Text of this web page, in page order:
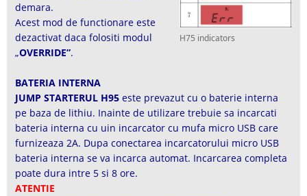
H75 indicators
demara.
Acest mod de functionare este
dezactivat daca folositi modul
„OVERRIDE”.
BATERIA INTERNA
JUMP STARTERUL H95 este prevazut cu o baterie interna
pe baza de lithiu. Inainte de utilizare trebuie sa incarcati
bateria interna cu uin incarcator cu mufa micro USB care
furnizeaza 2A. Dupa conectarea incarcatorului micro USB
bateria interna se va incarca automat. Incarcarea completa
poate dura intre 5 si 8 ore.
ATENTIE